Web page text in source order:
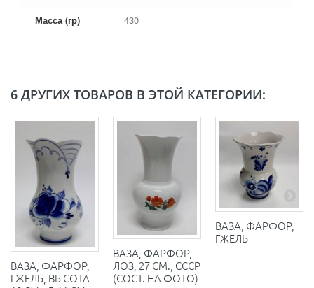
Масса (гр) 430
6 ДРУГИХ ТОВАРОВ В ЭТОЙ КАТЕГОРИИ:
ВАЗА, ФАРФОР,
ГЖЕЛЬ, ВЫСОТА
ВАЗА, ФАРФОР,
ЛОЗ, 27 СМ., СССР
(СОСТ. НА ФОТО)
ВАЗА, ФАРФОР,
ГЖЕЛЬ